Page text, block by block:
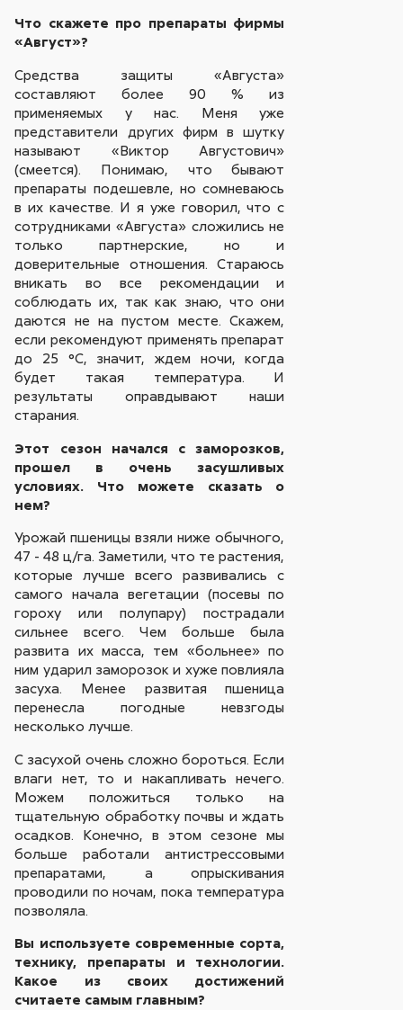
Что скажете про препараты фирмы
«Август»?
Средства защиты «Августа»
составляют более 90 % из
применяемых у нас. Меня уже
представители других фирм в шутку
называют «Виктор Августович»
(смеется). Понимаю, что бывают
препараты подешевле, но сомневаюсь
в их качестве. И я уже говорил, что с
сотрудниками «Августа» сложились не
только партнерские, но и
доверительные отношения. Стараюсь
вникать во все рекомендации и
соблюдать их, так как знаю, что они
даются не на пустом месте. Скажем,
если рекомендуют применять препарат
до 25 °С, значит, ждем ночи, когда
будет такая температура. И
результаты оправдывают наши
старания.
Этот сезон начался с заморозков,
прошел в очень засушливых
условиях. Что можете сказать о
нем?
Урожай пшеницы взяли ниже обычного,
47 - 48 ц/га. Заметили, что те растения,
которые лучше всего развивались с
самого начала вегетации (посевы по
гороху или полупару) пострадали
сильнее всего. Чем больше была
развита их масса, тем «больнее» по
ним ударил заморозок и хуже повлияла
засуха. Менее развитая пшеница
перенесла погодные невзгоды
несколько лучше.
С засухой очень сложно бороться. Если
влаги нет, то и накапливать нечего.
Можем положиться только на
тщательную обработку почвы и ждать
осадков. Конечно, в этом сезоне мы
больше работали антистрессовыми
препаратами, а опрыскивания
проводили по ночам, пока температура
позволяла.
Вы используете современные сорта,
технику, препараты и технологии.
Какое из своих достижений
считаете самым главным?